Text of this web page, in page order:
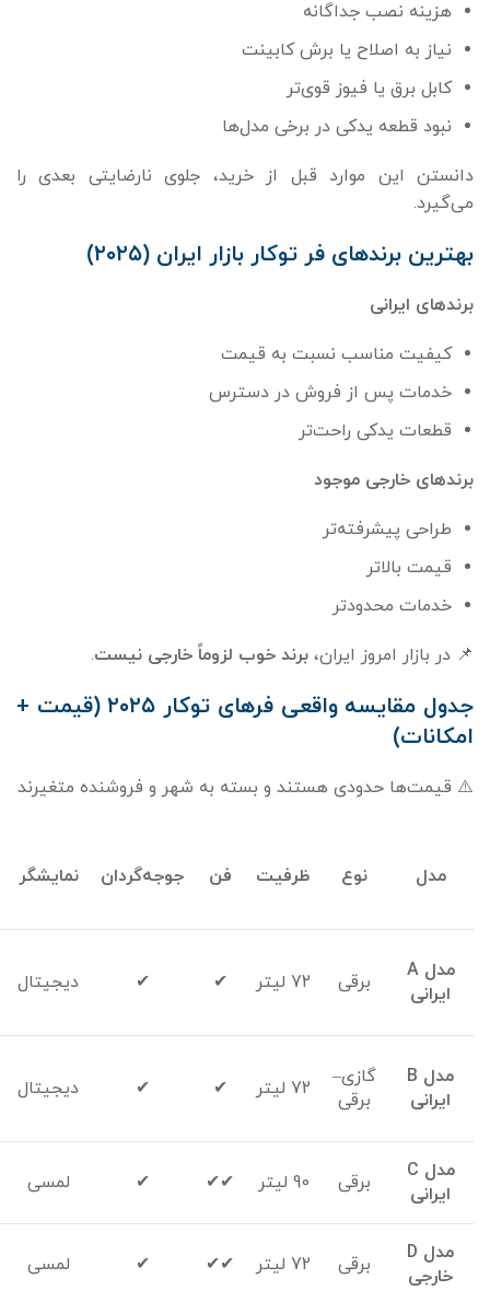
هزینه نصب جداگانه
نیاز به اصلاح یا برش کابینت
کابل برق یا فیوز قوی‌تر
نبود قطعه یدکی در برخی مدل‌ها
دانستن این موارد قبل از خرید، جلوی نارضایتی بعدی را
می‌گیرد.
بهترین برندهای فر توکار بازار ایران (۲۰۲۵)
برندهای ایرانی
کیفیت مناسب نسبت به قیمت
خدمات پس از فروش در دسترس
قطعات یدکی راحت‌تر
برندهای خارجی موجود
طراحی پیشرفته‌تر
قیمت بالاتر
خدمات محدودتر
📌 در بازار امروز ایران، برند خوب لزوماً خارجی نیست.
جدول مقایسه واقعی فرهای توکار ۲۰۲۵ ( قیمت +
امکانات)
⚠️ قیمت‌ها حدودی هستند و بسته به شهر و فروشنده متغیرند
مدل نوع ظرفیت فن جوجه‌گردان نمایشگر
مدل A
ایرانی
برقی 72 لیتر ✔
✔ دیجیتال
مدل
ایرانی
گازی–
برقی
72 لیتر ✔
✔ دیجیتال
مدل
ایرانی
برقی 90 لیتر ✔✔
✔ لمسی
مدل
خارجی
برقی 72 لیتر ✔✔
✔ لمسی